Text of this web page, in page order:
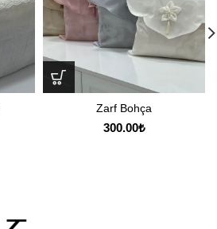
Zarf Bohça
300.00₺